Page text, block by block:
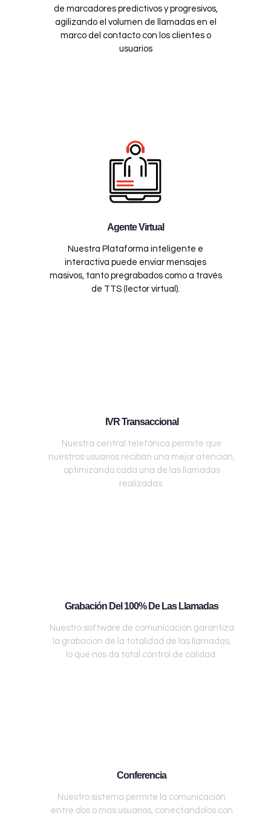
de marcadores predictivos y progresivos,
agilizando el volumen de llamadas en el
marco del contacto con los clientes o
usuarios
Agente Virtual
Nuestra Plataforma inteligente e
interactiva puede enviar mensajes
masivos, tanto pregrabados como a través
de TTS (lector virtual).
IVR Transaccional
Nuestra central telefónica permite que
nuestros usuarios reciban una mejor atención,
optimizando cada una de las llamadas
realizadas.
Grabación Del 100% De Las Llamadas
Nuestro software de comunicación garantiza
la grabación de la totalidad de las llamadas,
lo que nos da total control de calidad.
Conferencia
Nuestro sistema permite la comunicación
entre dos o más usuarios, conectándolos con